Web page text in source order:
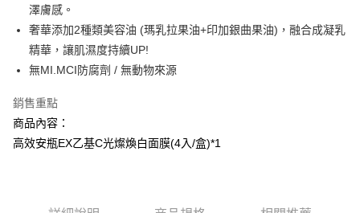
AFTEE先享後付是「在收到商品之後才付款」的支付方式。 讓您購物簡單
１．簡單：不需註冊會員、不需綁卡、不需儲值。
２．便利：只要手機號碼，簡訊認證，即可結帳。
３．安心：先確認商品／服務後，再付款。
１．於結帳方式選擇「AFTEE先享後付」後，將跳轉至「AFTEE先享後付」
結帳頁面，進行簡訊認證並確認金額後，即可完成結帳。
２．訂單成立數日內，您將收到繳費通知簡訊。
３．收到繳費通知簡訊後14天內，點擊此簡訊中的連結，可透過四大超商／
後付繳納相關費用。
運送方式
每筆NT$100，滿NT$799(含以上)免運費
宅配
澤膚感。
奢華添加2種類美容油 (瑪乳拉果油+印加銀曲果油)，融合成凝乳
精華，讓肌濕度持續UP!
無MI.MCI防腐劑 / 無動物來源
銷售重點
商品內容：
高效安瓶EX乙基C光燦煥白面膜(4入/盒)*1